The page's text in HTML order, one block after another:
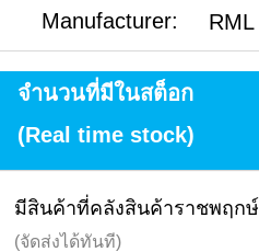
Manufacturer: RML
จำนวนที่มีในสต็อก
(Real time stock)
มีสินค้าที่คลังสินค้าราชพฤกษ์
(จัดส่งได้ทันที)